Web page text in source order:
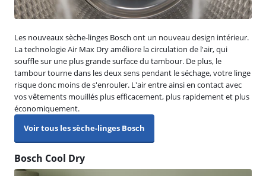
Les nouveaux sèche-linges Bosch ont un nouveau design intérieur.
La technologie Air Max Dry améliore la circulation de l'air, qui
souffle sur une plus grande surface du tambour. De plus, le
tambour tourne dans les deux sens pendant le séchage, votre linge
risque donc moins de s'enrouler. L'air entre ainsi en contact avec
vos vêtements mouillés plus efficacement, plus rapidement et plus
économiquement.
Voir tous les sèche-linges Bosch
Bosch Cool Dry